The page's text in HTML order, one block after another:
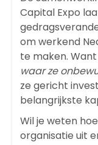
Capital Expo
om werkend
te maken.
waar ze
ze gericht
belangrijkste
Wil je weten
organisatie uit